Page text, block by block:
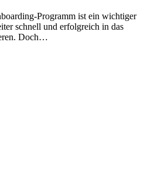
Programm ist ein wichtiger
schnell und erfolgreich in das
Doch…